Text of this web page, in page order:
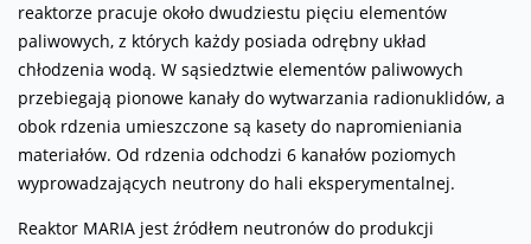
reaktorze pracuje około dwudziestu pięciu elementów
paliwowych, z których każdy posiada odrębny układ
chłodzenia wodą. W sąsiedztwie elementów paliwowych
przebiegają pionowe kanały do wytwarzania radionuklidów, a
obok rdzenia umieszczone są kasety do napromieniania
materiałów. Od rdzenia odchodzi 6 kanałów poziomych
wyprowadzających neutrony do hali eksperymentalnej.
Reaktor MARIA jest źródłem neutronów do produkcji